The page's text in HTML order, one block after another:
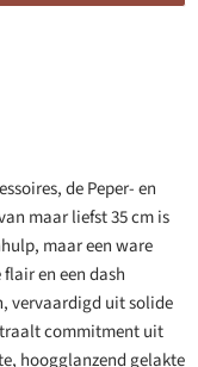
de Peper- en
maar liefst 35 cm is
maar een ware
en een dash
vervaardigd uit solide
commitment uit
hoogglanzend gelakte